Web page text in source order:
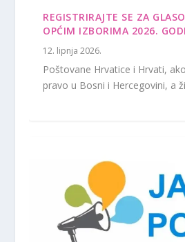
REGISTRIRAJTE SE ZA
OPĆIM IZBORIMA 2026.
12. lipnja 2026.
Poštovane Hrvatice i Hrvati,
pravo u Bosni i Hercegovini, a